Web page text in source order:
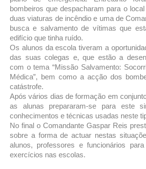
bombeiros que despacharam para o
duas viaturas de incêndio e uma de
busca e salvamento de vítimas que
edifício que tinha ruído.
Os alunos da escola tiveram a
das suas colegas e, que estão a
com o tema “Missão Salvamento:
Médica”, bem como a acção dos
catástrofe.
Após vários dias de formação em
as alunas prepararam-se para este
conhecimentos e técnicas usadas neste
No final o Comandante Gaspar Reis
sobre a forma de actuar nestas
alunos, professores e funcionários
exercícios nas escolas.